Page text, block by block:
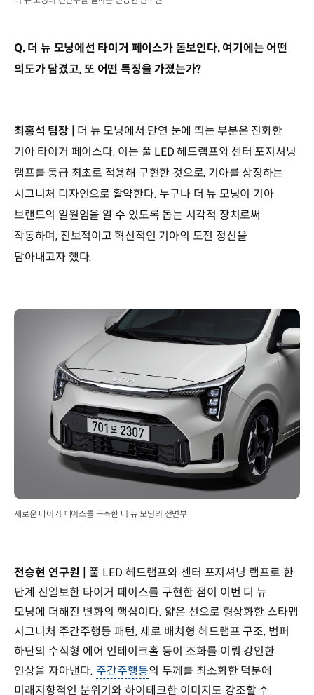
Q. 더 뉴 모닝에선 타이거 페이스가 돋보인다. 여기에는 어떤
의도가 담겼고, 또 어떤 특징을 가졌는가?
최홍석 팀장 |
더 뉴 모닝에서 단연 눈에 띄는 부분은 진화한
기아 타이거 페이스다. 이는 풀 LED 헤드램프와 센터 포지셔닝
램프를 동급 최초로 적용해 구현한 것으로, 기아를 상징하는
시그니처 디자인으로 활약한다. 누구나 더 뉴 모닝이 기아
브랜드의 일원임을 알 수 있도록 돕는 시각적 장치로써
작동하며, 진보적이고 혁신적인 기아의 도전 정신을
담아내고자 했다.
새로운 타이거 페이스를 구축한 더 뉴 모닝의 전면부
전승현 연구원 |
풀 LED 헤드램프와 센터 포지셔닝 램프로 한
단계 진일보한 타이거 페이스를 구현한 점이 이번 더 뉴
모닝에 더해진 변화의 핵심이다. 얇은 선으로 형상화한 스타맵
시그니처 주간주행등 패턴, 세로 배치형 헤드램프 구조, 범퍼
하단의 수직형 에어 인테이크홀 등이 조화를 이뤄 강인한
인상을 자아낸다. 주간주행등의 두께를 최소화한 덕분에
미래지향적인 분위기와 하이테크한 이미지도 강조할 수